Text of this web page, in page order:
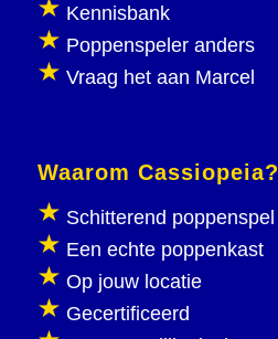
Kennisbank
Poppenspeler anders
Vraag het aan Marcel
Waarom Cassiopeia?
Schitterend poppenspel
Een echte poppenkast
Op jouw locatie
Gecertificeerd